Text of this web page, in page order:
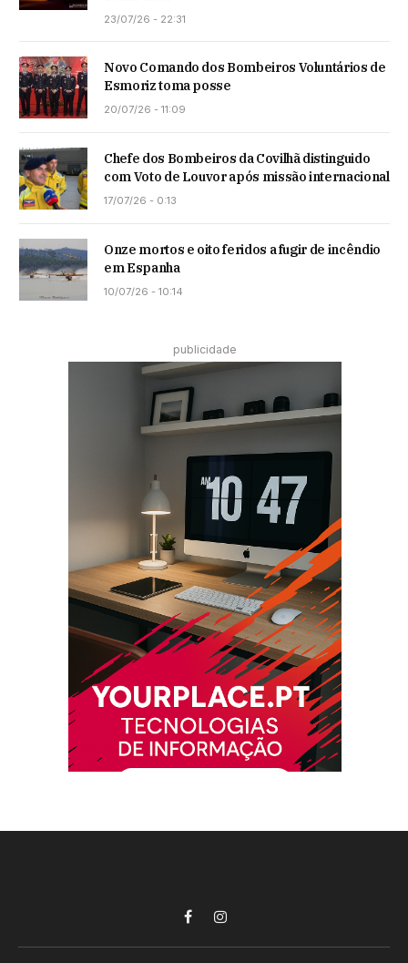
23/07/26 - 22:31
Novo Comando dos Bombeiros Voluntários de
Esmoriz toma posse
20/07/26 - 11:09
Chefe dos Bombeiros da Covilhã distinguido
com Voto de Louvor após missão internacional
17/07/26 - 0:13
Onze mortos e oito feridos a fugir de incêndio
em Espanha
10/07/26 - 10:14
publicidade
FacebookInstagram